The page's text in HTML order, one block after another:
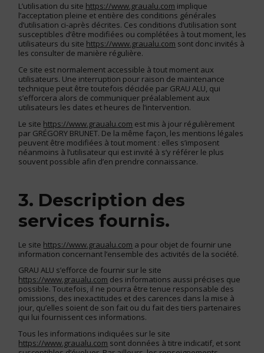
L’utilisation du site https://www.graualu.com implique
l’acceptation pleine et entière des conditions générales
d’utilisation ci-après décrites. Ces conditions d’utilisation sont
susceptibles d’être modifiées ou complétées à tout moment, les
utilisateurs du site https://www.graualu.com sont donc invités à
les consulter de manière régulière.
Ce site est normalement accessible à tout moment aux
utilisateurs. Une interruption pour raison de maintenance
technique peut être toutefois décidée par GRAU ALU, qui
s’efforcera alors de communiquer préalablement aux
utilisateurs les dates et heures de l’intervention.
Le site https://www.graualu.com est mis à jour régulièrement
par GRÉGORY BRUNET. De la même façon, les mentions légales
peuvent être modifiées à tout moment : elles s’imposent
néanmoins à l’utilisateur qui est invité à s’y référer le plus
souvent possible afin d’en prendre connaissance.
3. Description des
services fournis.
Le site https://www.graualu.com a pour objet de fournir une
information concernant l’ensemble des activités de la société.
GRAU ALU s’efforce de fournir sur le site
https://www.graualu.com des informations aussi précises que
possible. Toutefois, il ne pourra être tenue responsable des
omissions, des inexactitudes et des carences dans la mise à
jour, qu’elles soient de son fait ou du fait des tiers partenaires
qui lui fournissent ces informations.
Tous les informations indiquées sur le site
https://www.graualu.com sont données à titre indicatif, et sont